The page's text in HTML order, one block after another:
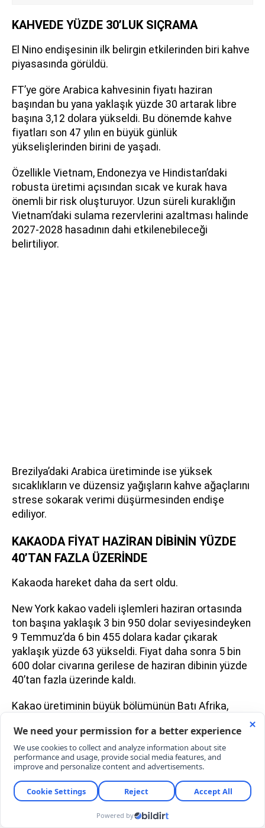
KAHVEDE YÜZDE 30’LUK SIÇRAMA
El Nino endişesinin ilk belirgin etkilerinden biri kahve
piyasasında görüldü.
FT’ye göre Arabica kahvesinin fiyatı haziran
başından bu yana yaklaşık yüzde 30 artarak libre
başına 3,12 dolara yükseldi. Bu dönemde kahve
fiyatları son 47 yılın en büyük günlük
yükselişlerinden birini de yaşadı.
Özellikle Vietnam, Endonezya ve Hindistan’daki
robusta üretimi açısından sıcak ve kurak hava
önemli bir risk oluşturuyor. Uzun süreli kuraklığın
Vietnam’daki sulama rezervlerini azaltması halinde
2027-2028 hasadının dahi etkilenebileceği
belirtiliyor.
Brezilya’daki Arabica üretiminde ise yüksek
sıcaklıkların ve düzensiz yağışların kahve ağaçlarını
strese sokarak verimi düşürmesinden endişe
ediliyor.
KAKAODA FİYAT HAZİRAN DİBİNİN YÜZDE
40’TAN FAZLA ÜZERİNDE
Kakaoda hareket daha da sert oldu.
New York kakao vadeli işlemleri haziran ortasında
ton başına yaklaşık 3 bin 950 dolar seviyesindeyken
9 Temmuz’da 6 bin 455 dolara kadar çıkarak
yaklaşık yüzde 63 yükseldi. Fiyat daha sonra 5 bin
600 dolar civarına gerilese de haziran dibinin yüzde
40’tan fazla üzerinde kaldı.
Kakao üretiminin büyük bölümünün Batı Afrika,
etkilenebilecek bölgelerde yoğunlaşması riski
artırıyor.
Fildişi Sahili’nde düşük toprak nemi yeni mahsul
açısından tehdit oluştururken Gana’daki aşırı
yağışların kakao hastalıklarının yayılmasını
kolaylaştırdığı belirtiliyor.